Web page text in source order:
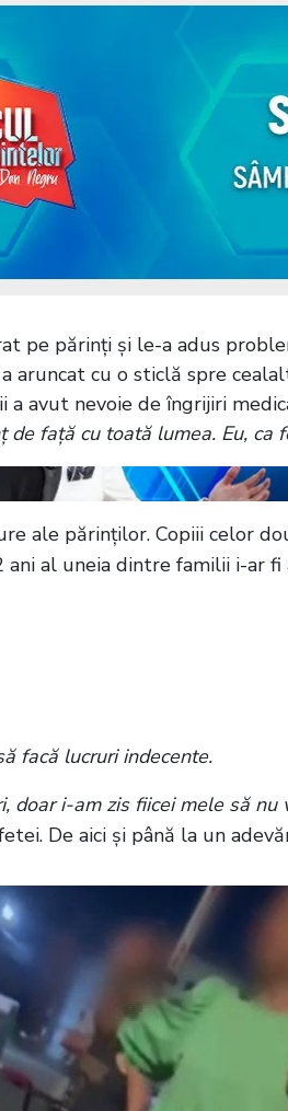
pe părinți și le-a adus
aruncat cu o sticlă spre
avut nevoie de îngrijiri
de față cu toată lumea. Eu, ca
ale părinților. Copiii celor
ani al uneia dintre familii i-ar
facă lucruri indecente.
doar i-am zis fiicei mele să
De aici și până la un